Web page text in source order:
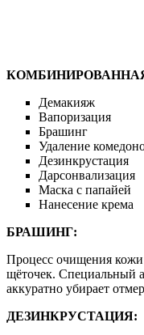
Демакияж
Вапоризация
Брашинг
Удаление
Дезинкрустация
Дарсонвализация
Маска с папайей
Нанесение крема
БРАШИНГ:
Процесс очищения
щёточек. Специальный
аккуратно убирает
ДЕЗИНКРУСТАЦИЯ: